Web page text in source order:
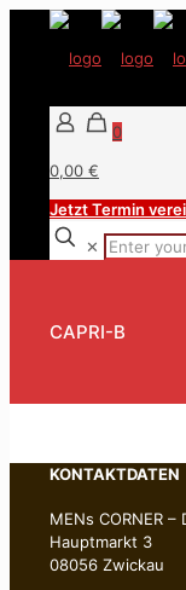
0
0,00 €
Jetzt Termin
✕
CAPRI-B
KONTAKTDATEN
MENs CORNER
Hauptmarkt 3
08056 Zwickau